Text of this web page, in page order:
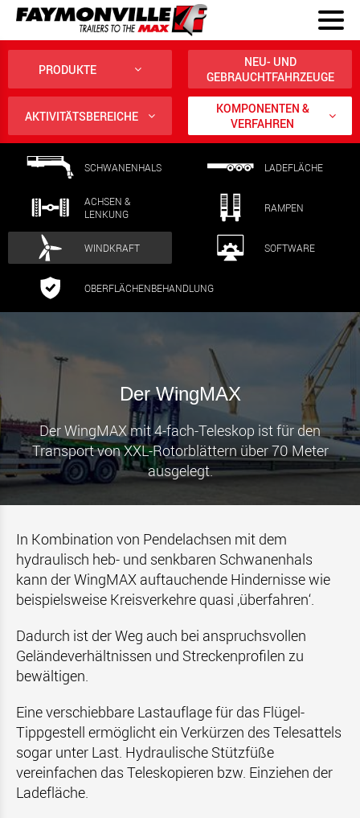
PRODUKTE
NEU- UND
GEBRAUCHTFAHRZEUGE
AKTIVITÄTSBEREICHE
KOMPONENTEN &
VERFAHREN
SCHWANENHALS LADEFLÄCHE
ACHSEN &
LENKUNG
RAMPEN
WINDKRAFT SOFTWARE
OBERFLÄCHENBEHANDLUNG
Der WingMAX
Der WingMAX mit 4-fach-Teleskop ist für den
Transport von XXL-Rotorblättern über 70 Meter
ausgelegt.
In Kombination von Pendelachsen mit dem
hydraulisch heb- und senkbaren Schwanenhals
kann der WingMAX auftauchende Hindernisse wie
beispielsweise Kreisverkehre quasi ‚überfahren‘.
Dadurch ist der Weg auch bei anspruchsvollen
Geländeverhältnissen und Streckenprofilen zu
bewältigen.
Eine verschiebbare Lastauflage für das Flügel-
Tippgestell ermöglicht ein Verkürzen des Telesattels
sogar unter Last. Hydraulische Stützfüße
vereinfachen das Teleskopieren bzw. Einziehen der
Ladefläche.